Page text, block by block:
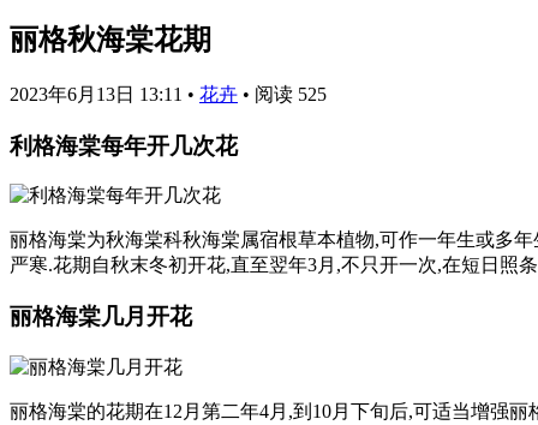
丽格秋海棠花期
2023年6月13日 13:11 • 花卉 • 阅读 525
利格海棠每年开几次花
丽格海棠为秋海棠科秋海棠属宿根草本植物,可作一年生或多
严寒.花期自秋末冬初开花,直至翌年3月,不只开一次,在短日照
丽格海棠几月开花
丽格海棠的花期在12月第二年4月,到10月下旬后,可适当增强